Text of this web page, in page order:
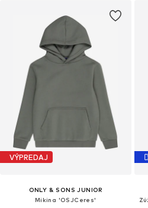
VÝPREDAJ
ONLY & SONS JUNIOR
Mikina 'OSJCeres'